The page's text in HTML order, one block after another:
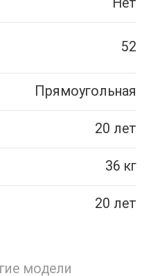
Нет
52
Прямоугольная
20 лет
36 кг
20 лет
модели